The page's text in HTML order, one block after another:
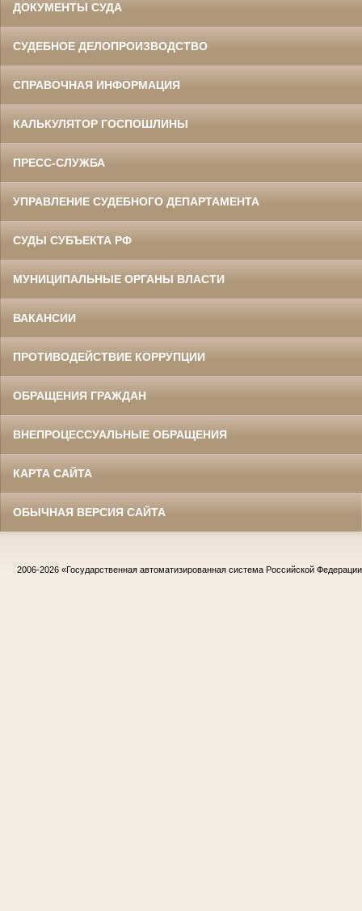
ДОКУМЕНТЫ СУДА
СУДЕБНОЕ ДЕЛОПРОИЗВОДСТВО
СПРАВОЧНАЯ ИНФОРМАЦИЯ
КАЛЬКУЛЯТОР ГОСПОШЛИНЫ
ПРЕСС-СЛУЖБА
УПРАВЛЕНИЕ СУДЕБНОГО ДЕПАРТАМЕНТА
СУДЫ СУБЪЕКТА РФ
МУНИЦИПАЛЬНЫЕ ОРГАНЫ ВЛАСТИ
ВАКАНСИИ
ПРОТИВОДЕЙСТВИЕ КОРРУПЦИИ
ОБРАЩЕНИЯ ГРАЖДАН
ВНЕПРОЦЕССУАЛЬНЫЕ ОБРАЩЕНИЯ
КАРТА САЙТА
ОБЫЧНАЯ ВЕРСИЯ САЙТА
2006-2026 «Государственная автоматизированная система Российской